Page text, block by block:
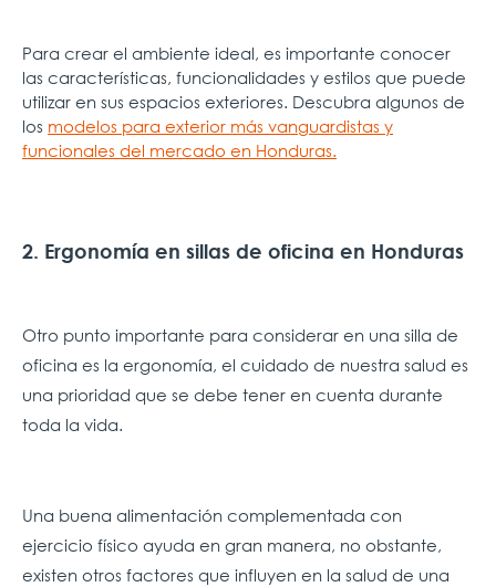
Para crear el ambiente ideal, es importante conocer
las características, funcionalidades y estilos que puede
utilizar en sus espacios exteriores. Descubra algunos de
los modelos para exterior más vanguardistas y
funcionales del mercado en Honduras.
2. Ergonomía en sillas de oficina en Honduras
Otro punto importante para considerar en una silla de
oficina es la ergonomía, el cuidado de nuestra salud es
una prioridad que se debe tener en cuenta durante
toda la vida.
Una buena alimentación complementada con
ejercicio físico ayuda en gran manera, no obstante,
existen otros factores que influyen en la salud de una